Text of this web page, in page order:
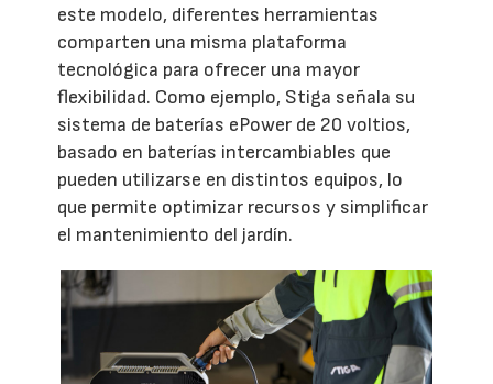
este modelo, diferentes herramientas
comparten una misma plataforma
tecnológica para ofrecer una mayor
flexibilidad. Como ejemplo, Stiga señala su
sistema de baterías ePower de 20 voltios,
basado en baterías intercambiables que
pueden utilizarse en distintos equipos, lo
que permite optimizar recursos y simplificar
el mantenimiento del jardín.